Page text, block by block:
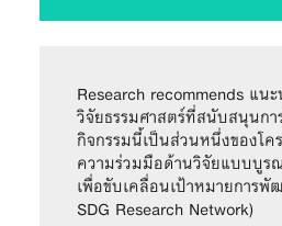
Research recommends แน
วิจัยธรรมศาสตร์ที่สนับสนุนกา
กิจกรรมนี้เป็นส่วนหนึ่งของโค
ความร่วมมือด้านวิจัยแบบบูร
เพื่อขับเคลื่อนเป้าหมายการ
SDG Research Network)